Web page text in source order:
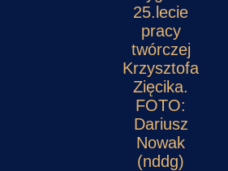
25.lecie
pracy
twórczej
Krzysztofa
Zięcika.
FOTO:
Dariusz
Nowak
(nddg)